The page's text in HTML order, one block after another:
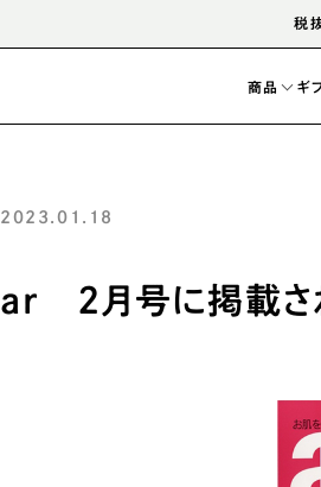
税
商品
ケチャップ 塩 ドレッ
ギ
2023.01.18
ar 2月号に掲載さ